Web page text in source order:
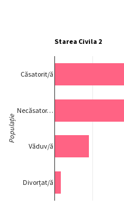
Starea Civila 2
Căsatorit/ă
Necăsator…
Văduv/ă
Divorțat/ă
Populație